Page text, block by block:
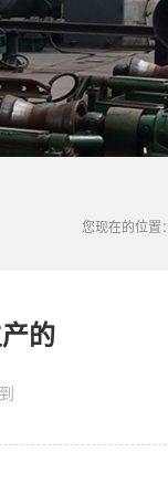
您现在的位置：
的